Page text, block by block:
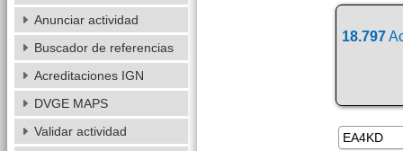
18.797
Anunciar actividad
Buscador de referencias
Acreditaciones IGN
DVGE MAPS
Validar actividad